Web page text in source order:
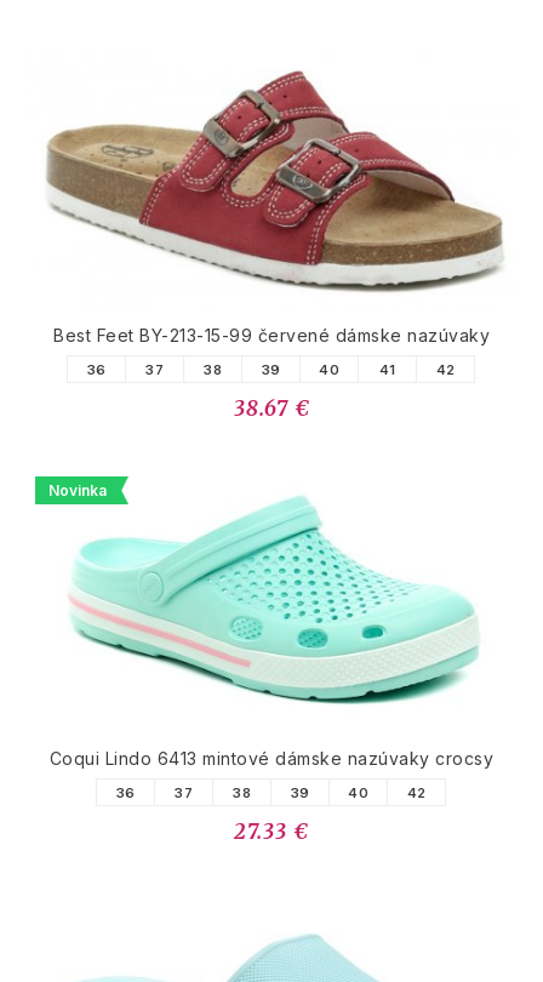
Best Feet BY-213-15-99 červené dámske nazúvaky
36 37 38 39 40 41 42
38.67 €
Novinka
Coqui Lindo 6413 mintové dámske nazúvaky crocsy
36 37 38 39 40 42
27.33 €